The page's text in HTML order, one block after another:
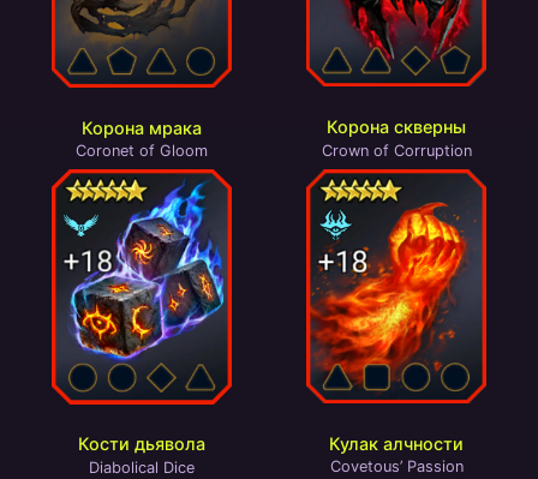
Корона мрака
Coronet of Gloom
Корона скверны
Crown of Corruption
Кости дьявола
Diabolical Dice
Кулак алчности
Covetous’ Passion